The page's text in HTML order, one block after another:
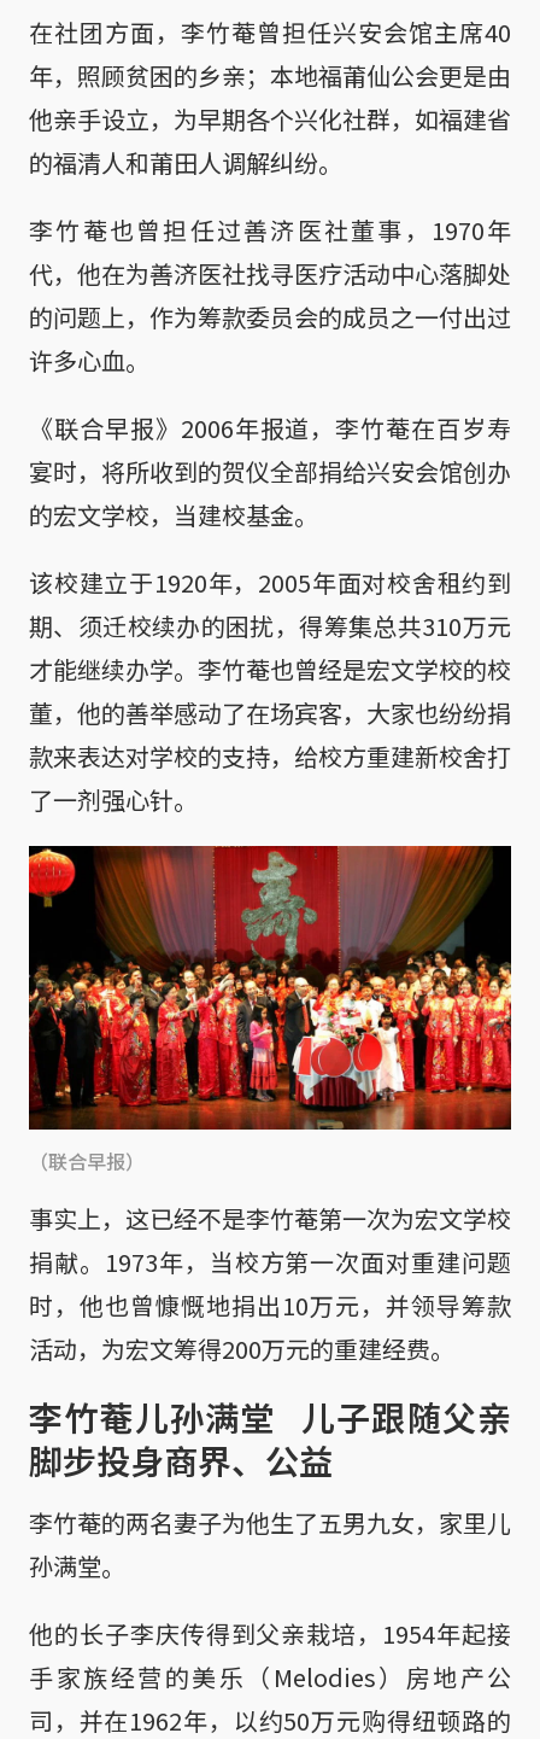
在社团方面，李竹菴曾担任兴安会馆主席40
年，照顾贫困的乡亲；本地福莆仙公会更是由
他亲手设立，为早期各个兴化社群，如福建省
的福清人和莆田人调解纠纷。
李竹菴也曾担任过善济医社董事，1970年
代，他在为善济医社找寻医疗活动中心落脚处
的问题上，作为筹款委员会的成员之一付出过
许多心血。
《联合早报》2006年报道，李竹菴在百岁寿
宴时，将所收到的贺仪全部捐给兴安会馆创办
的宏文学校，当建校基金。
该校建立于1920年，2005年面对校舍租约到
期、须迁校续办的困扰，得筹集总共310万元
才能继续办学。李竹菴也曾经是宏文学校的校
董，他的善举感动了在场宾客，大家也纷纷捐
款来表达对学校的支持，给校方重建新校舍打
了一剂强心针。
（联合早报）
事实上，这已经不是李竹菴第一次为宏文学校
捐献。1973年，当校方第一次面对重建问题
时，他也曾慷慨地捐出10万元，并领导筹款
活动，为宏文筹得200万元的重建经费。
李竹菴儿孙满堂 儿子跟随父亲
脚步投身商界、公益
李竹菴的两名妻子为他生了五男九女，家里儿
孙满堂。
他的长子李庆传得到父亲栽培，1954年起接
手家族经营的美乐（Melodies）房地产公
司，并在1962年，以约50万元购得纽顿路的